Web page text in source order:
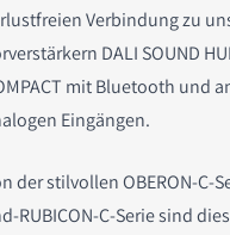
Verbindung zu
DALI SOUND
mit Bluetooth und
Eingängen.
der stilvollen OBERON-C-
RUBICON-C-Serie sind